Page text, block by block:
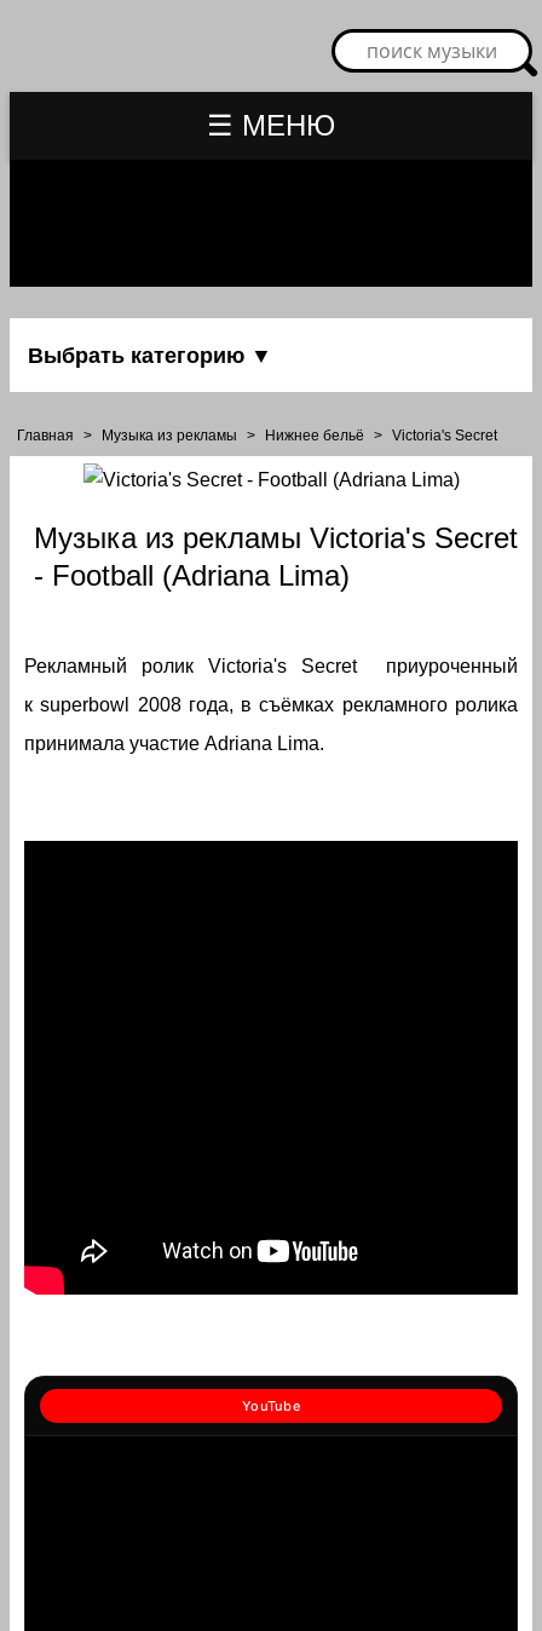
☰ МЕНЮ
Выбрать категорию ▼
Главная > Музыка из рекламы > Нижнее бельё > Victoria's Secret
Музыка из рекламы Victoria's Secret
- Football (Adriana Lima)
Рекламный ролик Victoria's Secret приуроченный
к superbowl 2008 года, в съёмках рекламного ролика
принимала участие Adriana Lima.
YouTube